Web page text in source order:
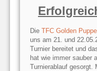
Die TFC Golden
uns am 21. und
Turnier bereitet und
hat wie immer sauber
Turnierablauf gesorgt.